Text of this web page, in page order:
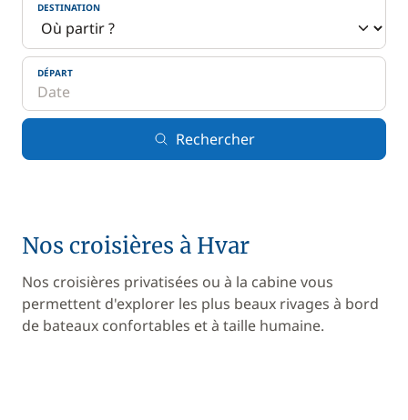
DESTINATION
DÉPART
Rechercher
Nos croisières à Hvar
Nos croisières privatisées ou à la cabine vous
permettent d'explorer les plus beaux rivages à bord
de bateaux confortables et à taille humaine.